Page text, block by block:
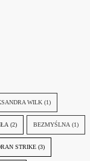
WILK (1)
(2) BEZMYŚLNA (1)
STRIKE (3)